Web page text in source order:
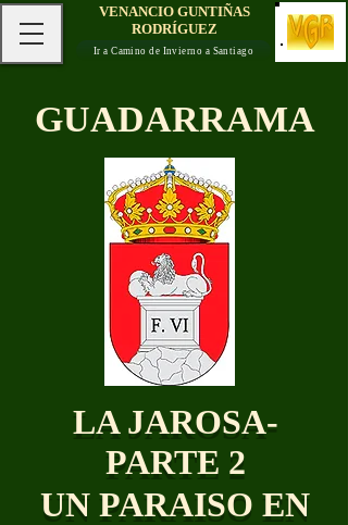
VENANCIO GUNTIÑAS
RODRÍGUEZ
Ir a Camino de Invierno a Santiago
GUADARRAMA
LA JAROSA-
PARTE 2
UN PARAISO EN